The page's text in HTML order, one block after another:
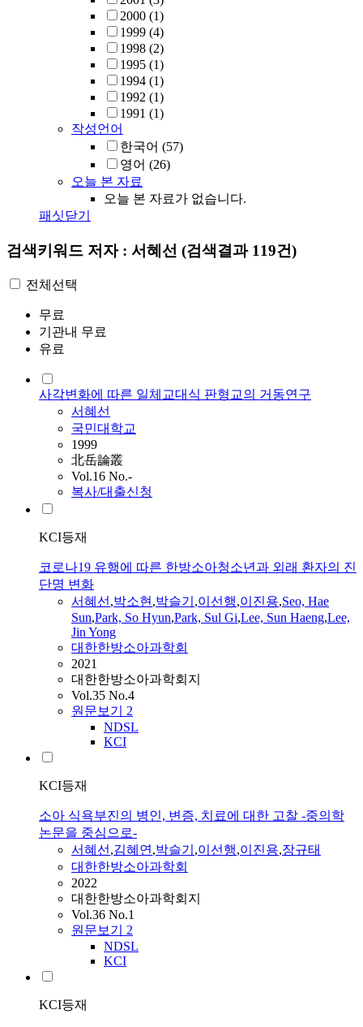
2000 (1)
1999 (4)
1998 (2)
1995 (1)
1994 (1)
1992 (1)
1991 (1)
작성언어
한국어 (57)
영어 (26)
오늘 본 자료
오늘 본 자료가 없습니다.
패싯닫기
검색키워드 저자 : 서혜선 (검색결과 119건)
전체선택
무료
기관내 무료
유료
사각변화에 따른 일체교대식 판형교의 거동연구
서혜선
국민대학교
1999
北岳論叢
Vol.16 No.-
복사/대출신청
KCI등재
코로나19 유행에 따른 한방소아청소년과 외래 환자의 진
단명 변화
서혜선,박소현,박슬기 ,이선행,이진용,Seo, Hae
Sun,Park, So Hyun,Park, Sul Gi,Lee, Sun Haeng,Lee,
Jin Yong
대한한방소아과학회
2021
대한한방소아과학회지
Vol.35 No.4
원문보기 2
NDSL
KCI
KCI등재
소아 식욕부진의 병인, 변증, 치료에 대한 고찰 -중의학
논문을 중심으로-
서혜선,김혜연,박슬기 ,이선행,이진용,장규태
대한한방소아과학회
2022
대한한방소아과학회지
Vol.36 No.1
원문보기 2
NDSL
KCI
KCI등재